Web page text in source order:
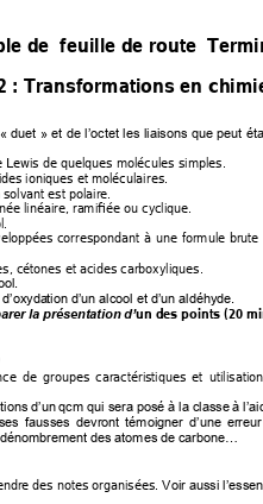
de  feuille de route
: Transformations en chi
« duet » et de l’octet les liaisons que peut
Lewis de quelques molécules simples.
des ioniques et moléculaires.
ant est polaire.
linéaire, ramifiée ou cyclique.
l.
pées correspondant à une formule brute
cétones et acides carboxyliques.
ydation d’un alcool et d’un aldéhyde.
la présentation d’un des points (20
ce de groupes caractéristiques et
d’un qcm qui sera posé à la classe à
fausses devront témoigner d’une
mbrement des atomes de carbone…
re des notes organisées. Voir aussi